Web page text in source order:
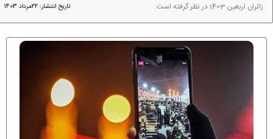
زائران اربعین 1403 در نظر گرفته است.
تاریخ انتشار: 22مرداد 1403